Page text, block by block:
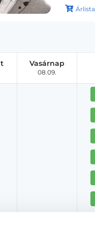
Árlista
Vasárnap
08.09.